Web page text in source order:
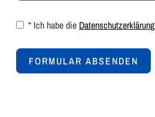
* Ich habe die Datenschutzerklärung
FORMULAR ABSENDEN